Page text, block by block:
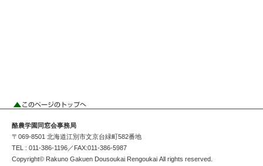
酪農学園同窓会事務局
〒069-8501 北海道江別市文京台緑町582番地
TEL : 011-386-1196／FAX:011-386-5987
Copyright© Rakuno Gakuen Dousoukai Rengoukai All rights reserved.